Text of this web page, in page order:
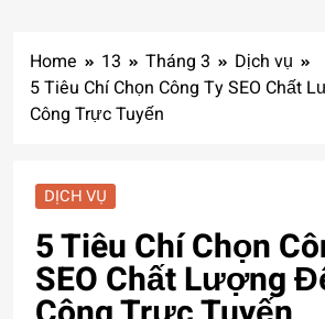
Home 13 Tháng 3
Dịch vụ
5 Tiêu Chí Chọn Công Ty SEO Chất
Công Trực Tuyến
DỊCH VỤ
5 Tiêu Chí Chọn
SEO Chất Lượng